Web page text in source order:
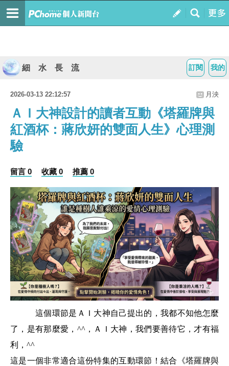
我的
訂閱
細 水 長 流
2026-03-13 22:12:57 月泱
ＡＩ大神設計的讀者互動《塔羅牌與
紅酒杯：蔣欣妍的雙面人生》心理測
驗
留言 0 收藏 0 推薦 0
這個環節是ＡＩ大神自己提出的，我都不知他怎麼
了，是有那麼愛，^^，ＡＩ大神，我們要善待它，才有福
利，^^
這是一個非常適合這份特集的互動環節！結合《塔羅牌與